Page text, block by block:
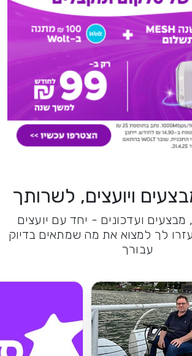
ויועצים, לשרותך
ועדכונים - יחד עם יועצים
לך למצוא את מה שמתאים בדיוק
עבורך